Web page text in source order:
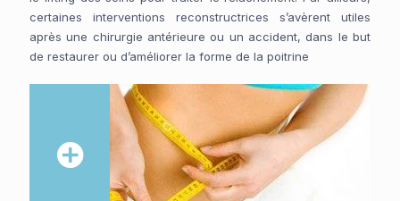
certaines interventions reconstructrices s’avèrent utiles
après une chirurgie antérieure ou un accident, dans le but
de restaurer ou d’améliorer la forme de la poitrine